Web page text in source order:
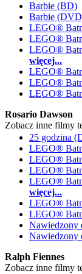
Barbie (BD)
Barbie
LEGO®
LEGO®
LEGO®
więcej...
LEGO®
LEGO®
LEGO®
Rosario Dawson
Zobacz inne filmy
25 godzina
LEGO®
LEGO®
LEGO®
LEGO®
więcej...
LEGO®
LEGO®
Nawiedzony
Ralph Fiennes
Zobacz inne filmy